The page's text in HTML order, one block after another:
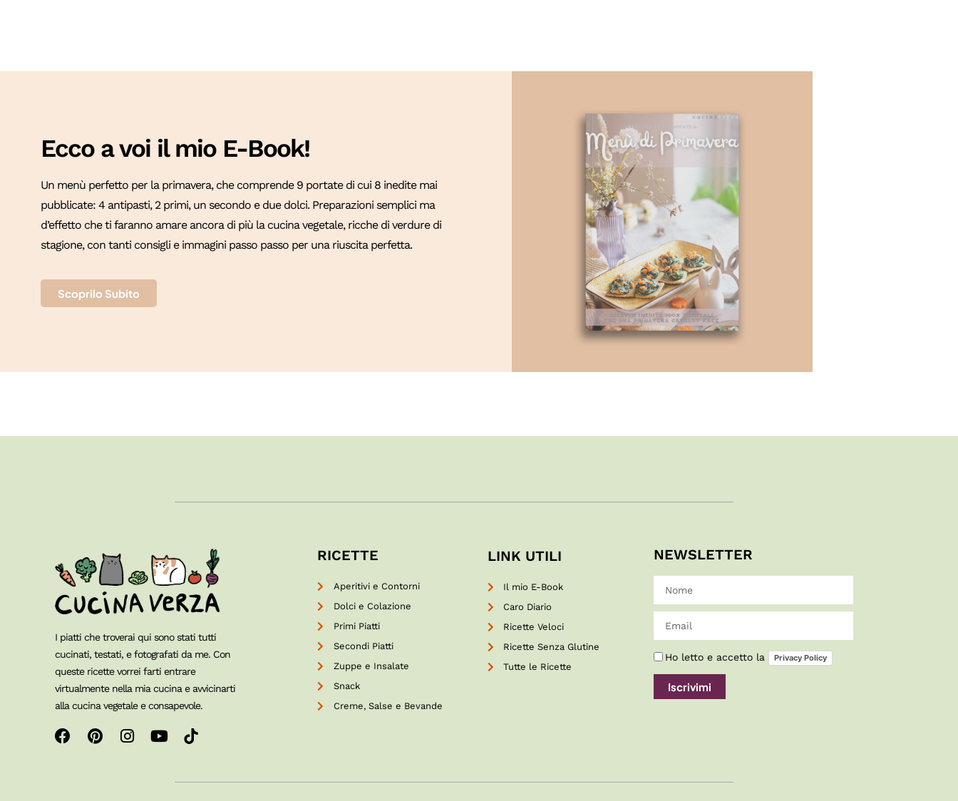
Ecco a voi il mio E-Book!
Un menù perfetto per la primavera, che comprende 9 portate di cui 8 inedite mai
pubblicate: 4 antipasti, 2 primi, un secondo e due dolci. Preparazioni semplici ma
d’effetto che ti faranno amare ancora di più la cucina vegetale, ricche di verdure di
stagione, con tanti consigli e immagini passo passo per una riuscita perfetta.
Scoprilo Subito
I piatti che troverai qui sono stati tutti
cucinati, testati, e fotografati da me. Con
queste ricette vorrei farti entrare
virtualmente nella mia cucina e avvicinarti
alla cucina vegetale e consapevole.
RICETTE
Aperitivi e Contorni
Dolci e Colazione
Primi Piatti
Secondi Piatti
Zuppe e Insalate
Snack
Creme, Salse e Bevande
LINK UTILI
Il mio E-Book
Caro Diario
Ricette Veloci
Ricette Senza Glutine
Tutte le Ricette
NEWSLETTER
Ho letto e accetto la Privacy Policy
Iscrivimi